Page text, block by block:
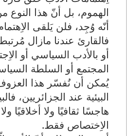
الهموم، بل أنّ هذا النوع
أنّه وُجِد، فلن يَلقى
فالقارئ عندنا مازال
أو بالأدب السياسي أو
المجتمع أو السلطة
يُمكن أن نُفسّر هذا
البيئية عند الجزائريين،
هاجسًا ثقافيًا ولا أخلاقيًا
الاِختصاص فقط.